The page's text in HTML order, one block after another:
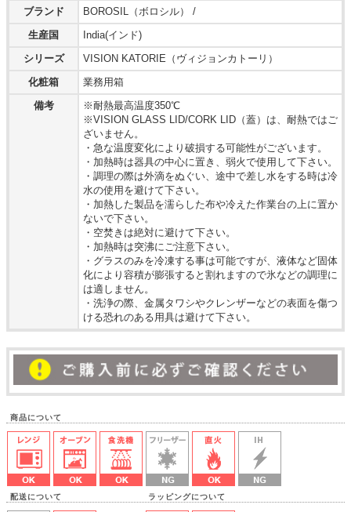
ブランド
BOROSIL（ボロシル） /
生産国
India(インド)
シリーズ
VISION KATORIE（ヴィジョンカトーリ）
化粧箱
業務用箱
備考
※耐熱最高温度350℃
※VISION GLASS LID/CORK LID（蓋）は、耐熱ではご
ざいません。
・急な温度変化により破損する可能性がございます。
・加熱時は器具の中心に置き、弱火で使用して下さい。
・調理の際は外滴をぬぐい、途中で差し水をする時は冷
水の使用を避けて下さい。
・加熱した製品を濡らした布や冷えた作業台の上に置か
ないで下さい。
・空焚きは絶対に避けて下さい。
・加熱時は突沸にご注意下さい。
・グラスのみを冷凍する事は可能ですが、液体など固体
化により容積が膨張すると割れますので氷などの調理に
は適しません。
・洗浄の際、金属タワシやクレンザーなどの表面を傷つ
ける恐れのある用具は避けて下さい。
商品について
配送について ラッピングについて